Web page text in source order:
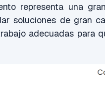
representa una
soluciones de gran
adecuadas para